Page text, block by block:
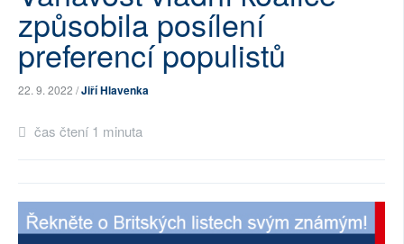
SOCIÁLNÍ SÍTĚ
RUBRIKY
způsobila posílení
preferencí populistů
22. 9. 2022 /Jiří Hlavenka
čas čtení 1 minuta